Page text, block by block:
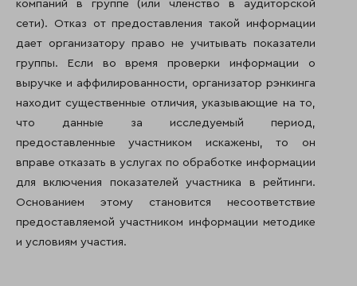
компаний в группе (или членство в аудиторской
сети). Отказ от предоставления такой информации
дает организатору право не учитывать показатели
группы. Если во время проверки информации о
выручке и аффилированности, организатор рэнкинга
находит существенные отличия, указывающие на то,
что данные за исследуемый период,
предоставленные участником искажены, то он
вправе отказать в услугах по обработке информации
для включения показателей участника в рейтинги.
Основанием этому становится несоответствие
предоставляемой участником информации методике
и условиям участия.